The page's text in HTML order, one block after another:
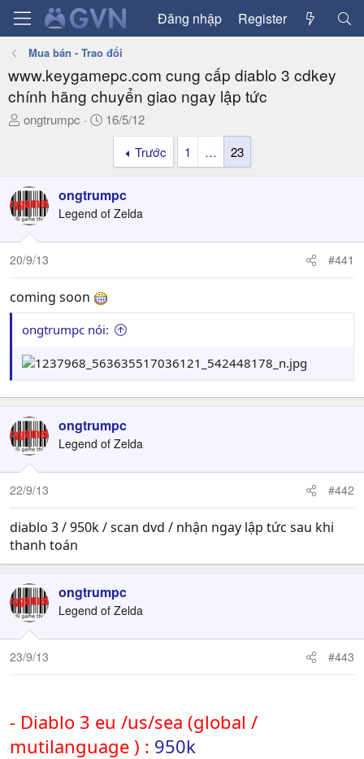
Đăng nhập Register
Mua bán - Trao đổi
www.keygamepc.com cung cấp diablo 3 cdkey
chính hãng chuyển giao ngay lập tức
T
a
d
s
t
a
e
ongtrumpc
N
ử
i
16/5/12
Trước
1 … 23
ongtrumpc
Legend of Zelda
20/9/13 #441
coming soon
ongtrumpc nói:
ongtrumpc
Legend of Zelda
22/9/13 #442
diablo 3 / 950k / scan dvd / nhận ngay lập tức sau khi
thanh toán
ongtrumpc
Legend of Zelda
23/9/13 #443
- Diablo 3 eu /us/sea (global /
mutilanguage ) : 950k